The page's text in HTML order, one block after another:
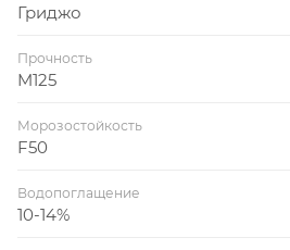
Гриджо
Прочность
M125
Морозостойкость
F50
Водопоглащение
10-14%